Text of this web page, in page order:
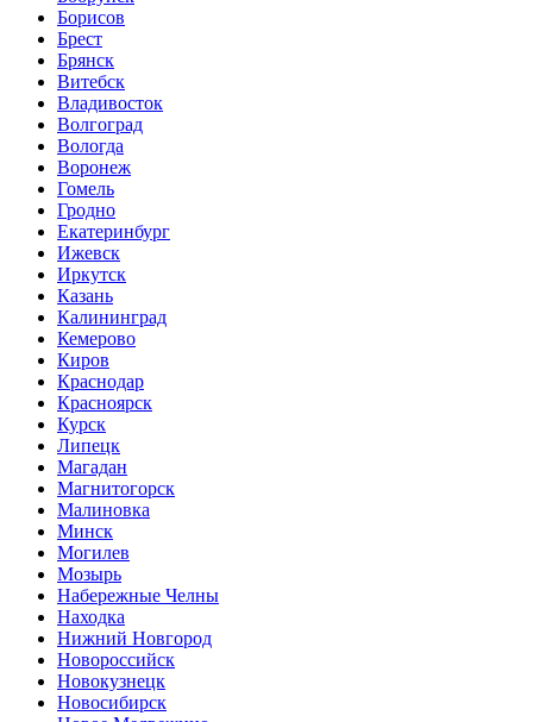
Борисов
Брест
Брянск
Витебск
Владивосток
Волгоград
Вологда
Воронеж
Гомель
Гродно
Екатеринбург
Ижевск
Иркутск
Казань
Калининград
Кемерово
Киров
Краснодар
Красноярск
Курск
Липецк
Магадан
Магнитогорск
Малиновка
Минск
Могилев
Мозырь
Набережные Челны
Находка
Нижний Новгород
Новороссийск
Новокузнецк
Новосибирск